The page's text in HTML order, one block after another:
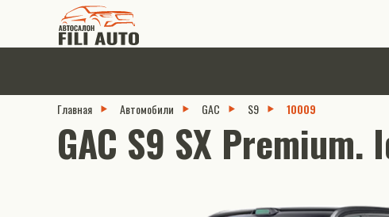
Главная Автомобили GAC S9 10009
GAC S9 SX Premium.